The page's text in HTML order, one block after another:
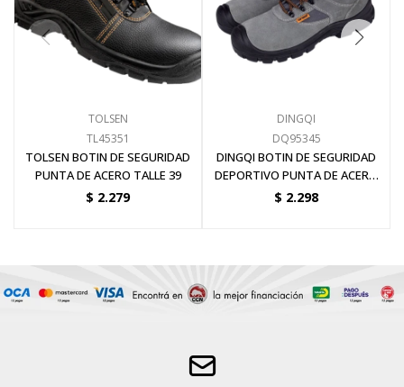
TOLSEN
TL45351
TOLSEN BOTIN DE SEGURIDAD
PUNTA DE ACERO TALLE 39
$ 2.279
DINGQI
DQ95345
DINGQI BOTIN DE SEGURIDAD
DEPORTIVO PUNTA DE ACERO
TALLE 45
$ 2.298